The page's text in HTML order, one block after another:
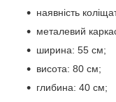
наявність
металевий
ширина: 55 см;
висота: 80 см;
глибина: 40 см;